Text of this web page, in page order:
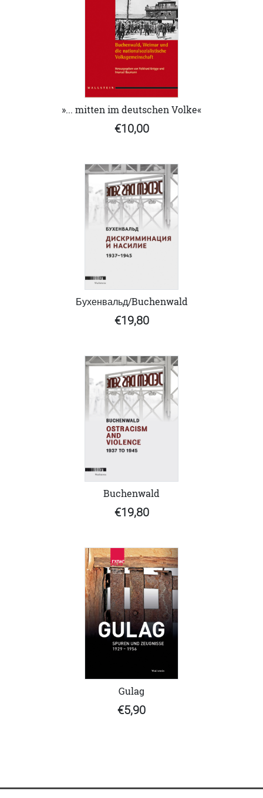
»... mitten im deutschen Volke«
€10,00
Бухенвальд/Buchenwald
€19,80
Buchenwald
€19,80
Gulag
€5,90